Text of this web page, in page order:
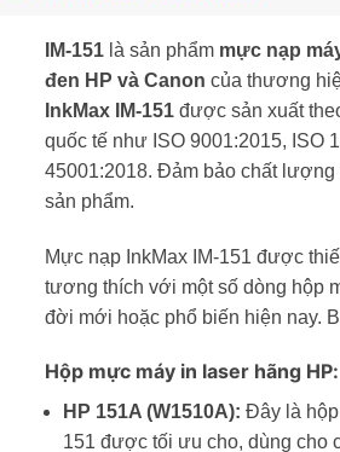
IM-151là sản phẩm mực nạp
đen HP và Canon của thương
InkMax IM-151được sản xuất
quốc tế như ISO 9001:2015, ISO
45001:2018. Đảm bảo chất lượng
sản phẩm.
Mực nạp InkMax IM-151 được
tương thích với một số dòng hộp
đời mới hoặc phổ biến hiện nay.
Hộp mực máy in laser hãng HP:
HP 151A (W1510A): Đây là
151 được tối ưu cho, dùng cho